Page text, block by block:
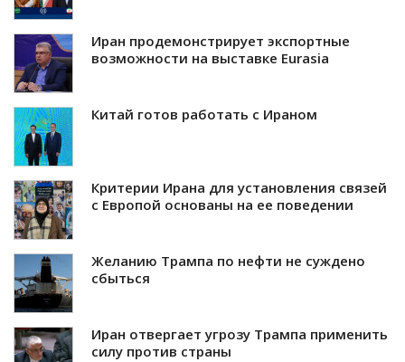
Иран продемонстрирует экспортные
возможности на выставке Eurasia
Китай готов работать с Ираном
Критерии Ирана для установления связей
с Европой основаны на ее поведении
Желанию Трампа по нефти не суждено
сбыться
Иран отвергает угрозу Трампа применить
силу против страны